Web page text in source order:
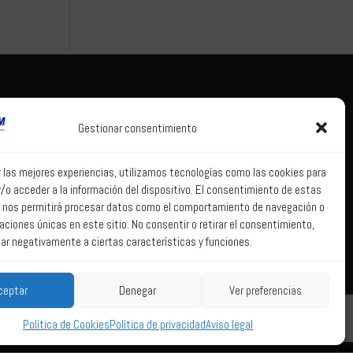
Gestionar consentimiento
las mejores experiencias, utilizamos tecnologías como las cookies para
o acceder a la información del dispositivo. El consentimiento de estas
permitirá procesar datos como el comportamiento de navegación o
únicas en este sitio. No consentir o retirar el consentimiento,
negativamente a ciertas características y funciones.
Denegar Ver preferencias
Política de CookiesPolítica de privacidadAviso legal
legal
privacidad
Política de Sistema
Interno de
Información
Política de Cookies
Correo web